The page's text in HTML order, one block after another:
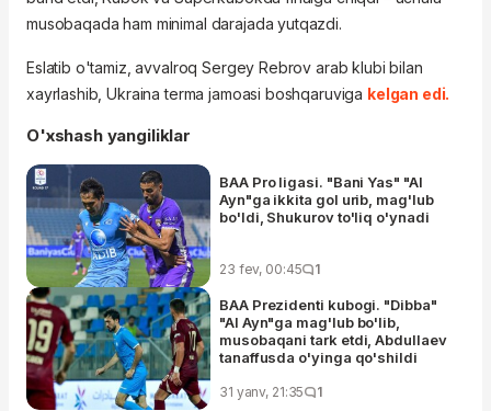
musobaqada ham minimal darajada yutqazdi.
Eslatib o'tamiz, avvalroq Sergey Rebrov arab klubi bilan
xayrlashib, Ukraina terma jamoasi boshqaruviga kelgan edi.
O'xshash yangiliklar
BAA Pro ligasi. "Bani Yas" "Al
Ayn"ga ikkita gol urib, mag'lub
bo'ldi, Shukurov to'liq o'ynadi
23 fev, 00:45 1
BAA Prezidenti kubogi. "Dibba"
"Al Ayn"ga mag'lub bo'lib,
musobaqani tark etdi, Abdullaev
tanaffusda o'yinga qo'shildi
31 yanv, 21:35 1